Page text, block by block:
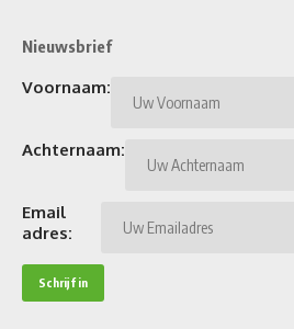
Nieuwsbrief
Voornaam:
Achternaam:
Email
adres: